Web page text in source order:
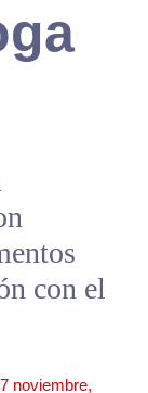
con el
noviembre,